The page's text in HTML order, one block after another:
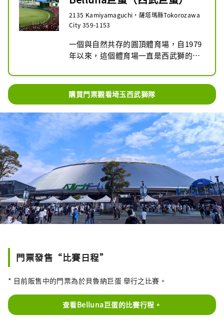
2135 Kamiyamaguchi，薩塔瑪縣Tokorozawa
City 359-1153
一個與自然共存的圓頂體育場，自1979
年以來，這個體育場一直是西武獅的主
年以來，它成為了巨蛋體育場，並於
2021年3月完成了重大翻新。在粉絲
中，它是一個充滿各種有趣事物的球
場。
購買門票觀看埼玉西武獅隊
門票發售“比賽日程”
* 目前販售中的門票為於貝魯納巨蛋 舉行之比賽。
查看Belluna巨蛋的比賽行程。